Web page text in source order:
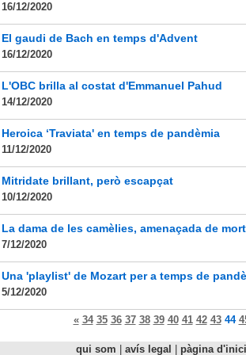
16/12/2020
El gaudi de Bach en temps d'Advent
16/12/2020
L'OBC brilla al costat d'Emmanuel Pahud
14/12/2020
Heroica ‘Traviata' en temps de pandèmia
11/12/2020
Mitridate brillant, però escapçat
10/12/2020
La dama de les camèlies, amenaçada de
7/12/2020
Una 'playlist' de Mozart per a temps de
5/12/2020
« 34 35 36 37 38 39 40 41 42 43 44
qui som avís legal pàgina d'inici